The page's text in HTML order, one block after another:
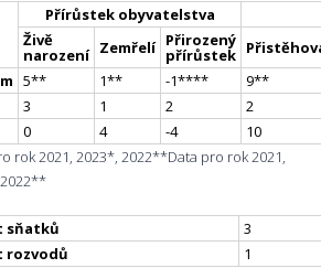
Přírůstek obyvatelstva
Živě
narození Zemřelí Přirozený
přírůstek
5** 1** -1**** 9**
3 1 2
2
0 4 -4
10
rok 2021, 2023*, 2022**Data pro rok 2021,
sňatků
3
rozvodů
1